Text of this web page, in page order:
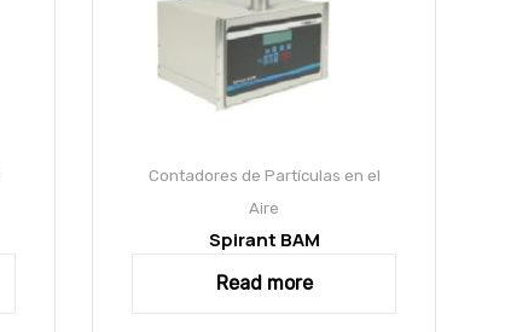
Contadores de Partículas en el
Aire
Spirant BAM
Read more